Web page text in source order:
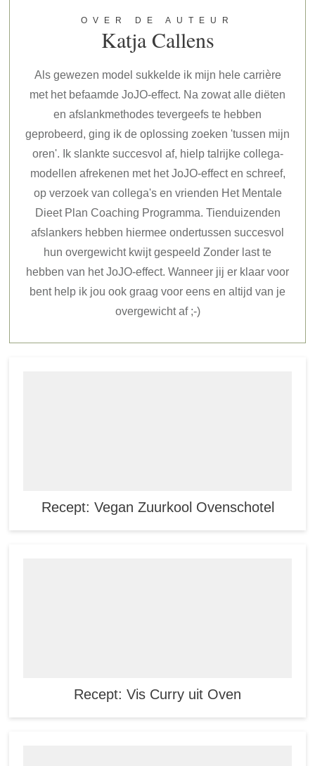
OVER DE AUTEUR
Katja Callens
Als gewezen model sukkelde ik mijn hele carrière
met het befaamde JoJO-effect. Na zowat alle diëten
en afslankmethodes tevergeefs te hebben
geprobeerd, ging ik de oplossing zoeken 'tussen mijn
oren'. Ik slankte succesvol af, hielp talrijke collega-
modellen afrekenen met het JoJO-effect en schreef,
op verzoek van collega's en vrienden Het Mentale
Dieet Plan Coaching Programma. Tienduizenden
afslankers hebben hiermee ondertussen succesvol
hun overgewicht kwijt gespeeld Zonder last te
hebben van het JoJO-effect. Wanneer jij er klaar voor
bent help ik jou ook graag voor eens en altijd van je
overgewicht af ;-)
Recept: Vegan Zuurkool Ovenschotel
Recept: Vis Curry uit Oven